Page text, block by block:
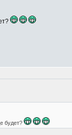
будет?